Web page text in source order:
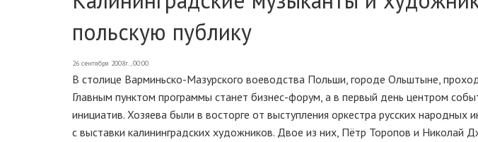
польскую публику
26 сентября 2008г., 00:00
В столице Варминьско-Мазурского воеводства Польши, городе Ольштыне,
Главным пунктом программы станет бизнес-форум, а в первый день центром
инициатив. Хозяева были в восторге от выступления оркестра русских
с выставки калининградских художников. Двое из них, Пётр Торопов и Николай